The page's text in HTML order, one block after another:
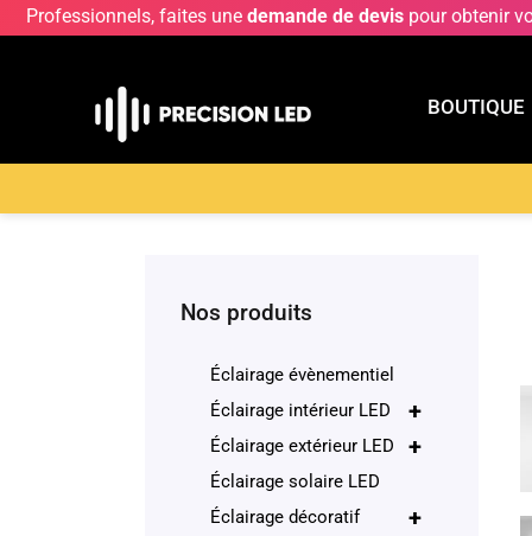
Professionnels, faites une demande de devis pour obtenir
BOUTIQUE
Nos produits
Éclairage évènementiel
+
Éclairage intérieur LED
+
Éclairage extérieur LED
Éclairage solaire LED
+
Éclairage décoratif